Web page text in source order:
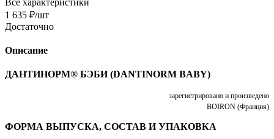
1 635 ₽/шт
Достаточно
Описание
ДАНТИНОРМ® БЭБИ (DANTINORM BABY)
зарегистрировано и произведено
BOIRON (Франция)
ФОРМА ВЫПУСКА, СОСТАВ И УПАКОВКА